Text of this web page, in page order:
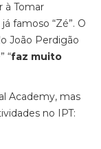
à Tomar
famoso “Zé”. O
João Perdigão
“faz muito
Academy, mas
no IPT: